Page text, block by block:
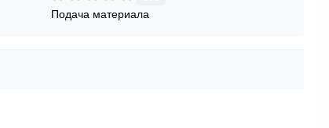
Подача материала